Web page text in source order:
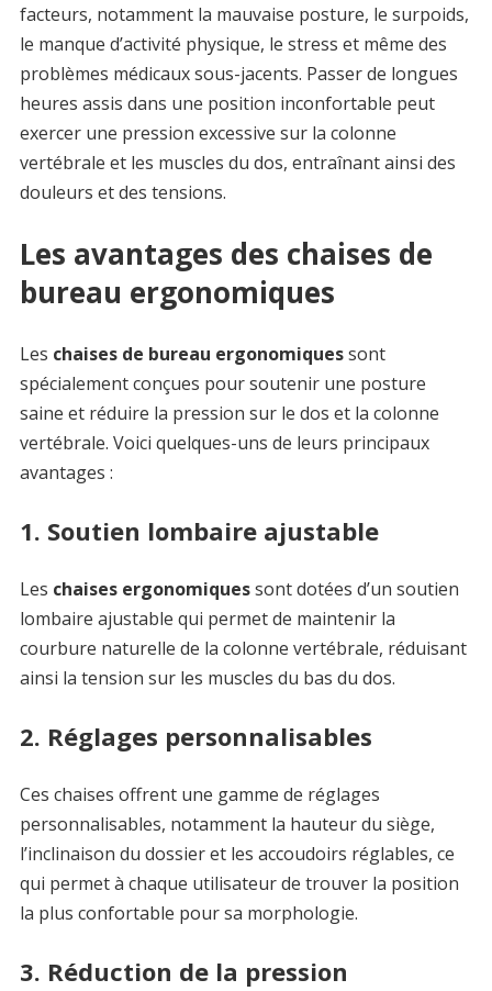
facteurs, notamment la mauvaise posture, le surpoids,
le manque d’activité physique, le stress et même des
problèmes médicaux sous-jacents. Passer de longues
heures assis dans une position inconfortable peut
exercer une pression excessive sur la colonne
vertébrale et les muscles du dos, entraînant ainsi des
douleurs et des tensions.
Les avantages des chaises de
bureau ergonomiques
Les chaises de bureau ergonomiquessont
spécialement conçues pour soutenir une posture
saine et réduire la pression sur le dos et la colonne
vertébrale. Voici quelques-uns de leurs principaux
avantages :
1. Soutien lombaire ajustable
Les chaises ergonomiquessont dotées d’un soutien
lombaire ajustable qui permet de maintenir la
courbure naturelle de la colonne vertébrale, réduisant
ainsi la tension sur les muscles du bas du dos.
2. Réglages personnalisables
Ces chaises offrent une gamme de réglages
personnalisables, notamment la hauteur du siège,
l’inclinaison du dossier et les accoudoirs réglables, ce
qui permet à chaque utilisateur de trouver la position
la plus confortable pour sa morphologie.
3. Réduction de la pression